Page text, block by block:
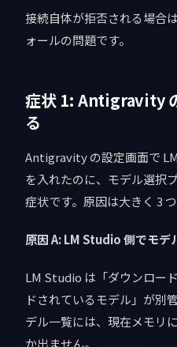
接続自体が拒否される場合
ォールの問題です。
症状 1: Antigravity
る
Antigravity の設定画面で
を入れたのに、モデル選択
症状です。原因は大きく 3
原因 A: LM Studio 側でモデ
LM Studio は「ダウンロー
ドされているモデル」が別
デル一覧には、現在メモリ
か出ません。